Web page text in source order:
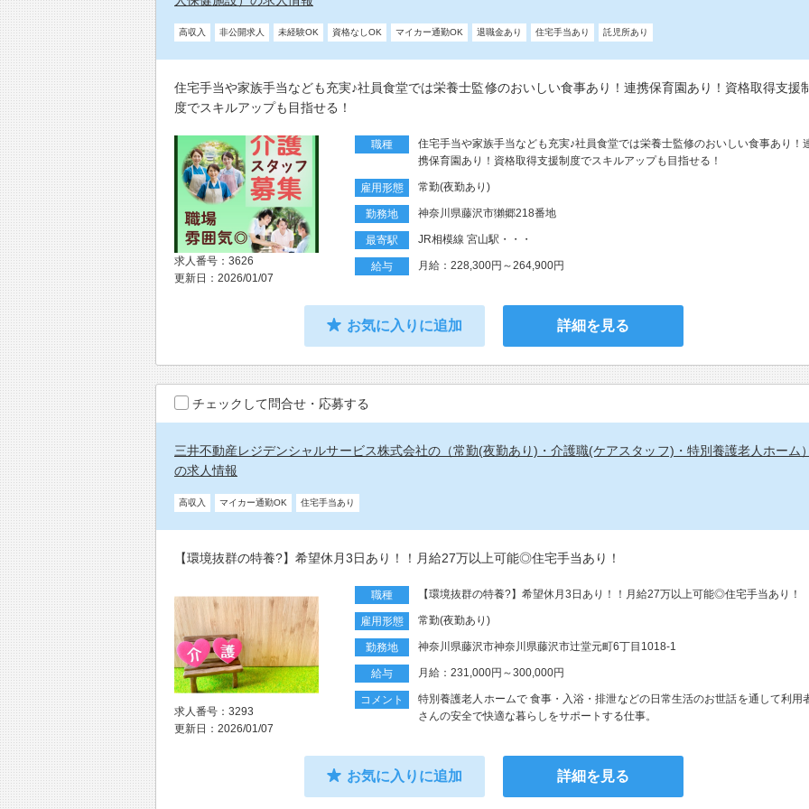
高収入 非公開求人 未経験OK 資格なしOK マイカー通勤OK 退職金あり 住宅手当あり 託児所あり
住宅手当や家族手当なども充実♪社員食堂では栄養士監修のおいしい食事あり！連携保育園あり！資格取得支援
度でスキルアップも目指せる！
求人番号：3626
更新日：2026/01/07
職種
住宅手当や家族手当なども充実♪社員食堂では栄養士監修のおいしい食事あり！
携保育園あり！資格取得支援制度でスキルアップも目指せる！
雇用形態 常勤(夜勤あり)
勤務地 神奈川県藤沢市獺郷218番地
最寄駅 JR相模線 宮山駅・・・
給与 月給：228,300円～264,900円
お気に入りに追加 詳細を見る
チェックして問合せ・応募する
三井不動産レジデンシャルサービス株式会社の（常勤(夜勤あり)・介護職(ケアスタッフ)・特別養護老人ホーム
の求人情報
高収入 マイカー通勤OK 住宅手当あり
【環境抜群の特養?】希望休月3日あり！！月給27万以上可能◎住宅手当あり！
求人番号：3293
更新日：2026/01/07
職種 【環境抜群の特養?】希望休月3日あり！！月給27万以上可能◎住宅手当あり！
雇用形態 常勤(夜勤あり)
勤務地 神奈川県藤沢市神奈川県藤沢市辻堂元町6丁目1018-1
給与 月給：231,000円～300,000円
コメント
特別養護老人ホームで 食事・入浴・排泄などの日常生活のお世話を通して利用
さんの安全で快適な暮らしをサポートする仕事。
お気に入りに追加 詳細を見る